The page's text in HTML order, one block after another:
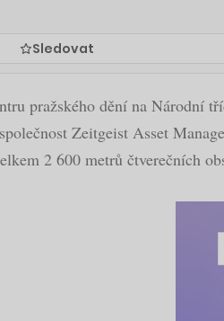
Sledovat
pražského dění na
Zeitgeist Asset
2 600 metrů čtverečních